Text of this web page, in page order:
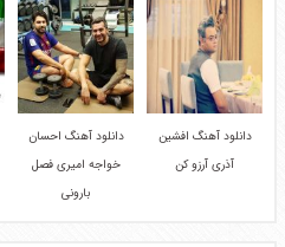
دانلود آهنگ افشین
آذری آرزو کن
دانلود آهنگ احسان
خواجه امیری فصل
بارونی